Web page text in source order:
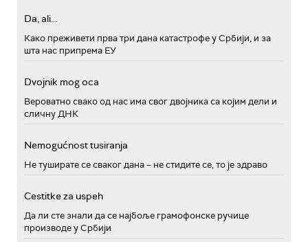
Da, ali...
Како преживети прва три дана катастрофе у Србији, и за
шта нас припрема ЕУ
Dvojnik mog oca
Вероватно свако од нас има свог двојника са којим дели и
сличну ДНК
Nemogućnost tusiranja
Не туширате се сваког дана – не стидите се, то је здраво
Cestitke za uspeh
Да ли сте знали да се најбоље грамофонске ручице
производе у Србији